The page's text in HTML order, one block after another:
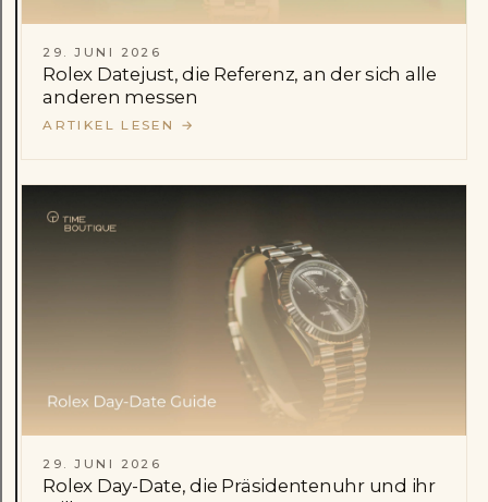
29. JUNI 2026
Rolex Datejust, die Referenz, an der sich alle
anderen messen
ARTIKEL LESEN →
29. JUNI 2026
Rolex Day-Date, die Präsidentenuhr und ihr